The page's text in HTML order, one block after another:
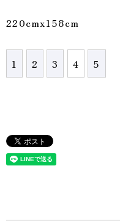
220cmx158cm
1 2 3 4 5